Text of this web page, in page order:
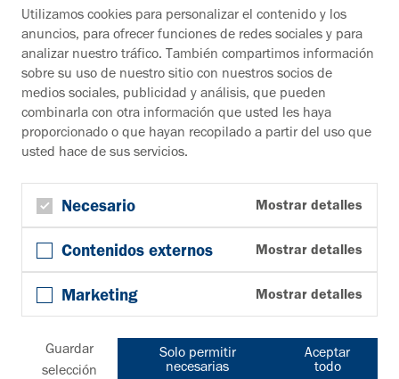
Paul Vahle GmbH & Co. KG
Westicker Str. 52
59174 Kamen
Alemania
¿Desea más información?
Material informativo
A la zona de descargas
Boletín
Suscribirse al boletín de noticias
Síguenos en
Facebook
LinkedIn
Cookies
Condiciones generalesPrivacidadPie de página
Descargo de responsabilidadMapa del sitio
Utilizamos cookies para personalizar el contenido y los
anuncios, para ofrecer funciones de redes sociales y para
analizar nuestro tráfico. También compartimos información
sobre su uso de nuestro sitio con nuestros socios de
medios sociales, publicidad y análisis, que pueden
combinarla con otra información que usted les haya
proporcionado o que hayan recopilado a partir del uso que
usted hace de sus servicios.
Necesario Mostrar detalles
Contenidos externos Mostrar detalles
Marketing Mostrar detalles
Guardar
selección
Solo permitir
necesarias
Aceptar
todo